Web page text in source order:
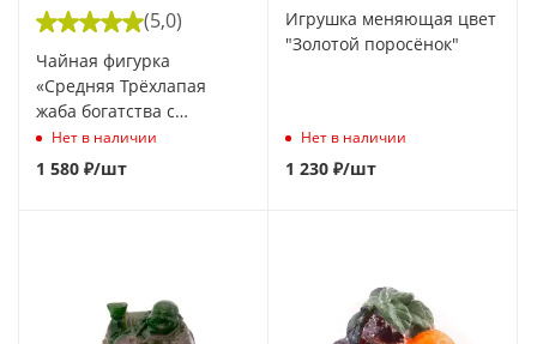
(5,0)
Чайная фигурка
«Средняя Трёхлапая
жаба богатства с
красным носом»
меняющая цвет
Нет в наличии
1 580 ₽/шт
Игрушка меняющая цвет
"Золотой поросёнок"
Нет в наличии
1 230 ₽/шт